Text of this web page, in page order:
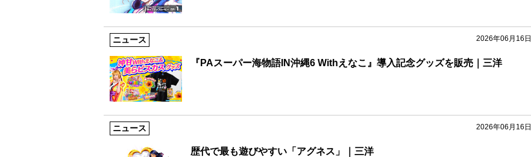
2026年06月16日
ニュース
『PAスーパー海物語IN沖縄6 Withえなこ』導入記念グッズを販売｜三洋
2026年06月16日
ニュース
歴代で最も遊びやすい「アグネス」｜三洋